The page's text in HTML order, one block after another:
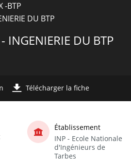
-BTP
DU BTP
INGENIERIE DU BTP
Télécharger la fiche
Établissement
INP - Ecole Nationale
d'Ingénieurs de
Tarbes